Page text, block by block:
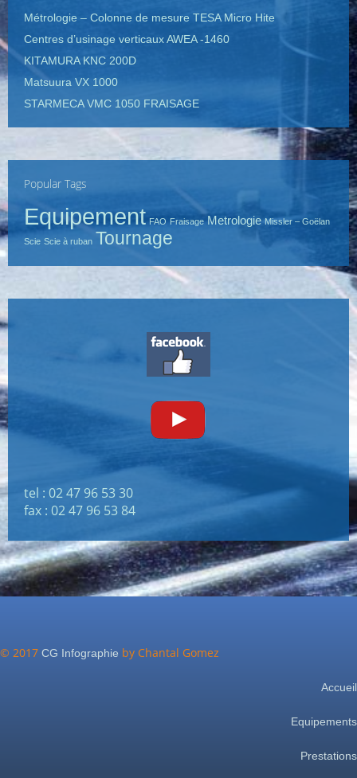
Métrologie – Colonne de mesure TESA Micro Hite
Centres d’usinage verticaux AWEA -1460
KITAMURA KNC 200D
Matsuura VX 1000
STARMECA VMC 1050 FRAISAGE
Popular Tags
Equipement FAO Fraisage Metrologie Missler – Goëlan
Scie Scie à ruban Tournage
tel : 02 47 96 53 30
fax : 02 47 96 53 84
© 2017 CG Infographie by Chantal Gomez
Accueil
Equipements
Prestations